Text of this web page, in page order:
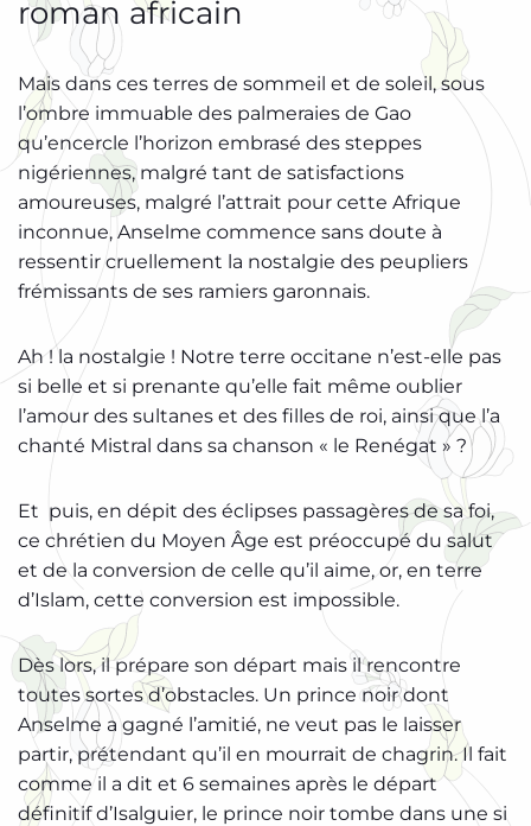
roman africain
Mais dans ces terres de sommeil et de soleil, sous
l’ombre immuable des palmeraies de Gao
qu’encercle l’horizon embrasé des steppes
nigériennes, malgré tant de satisfactions
amoureuses, malgré l’attrait pour cette Afrique
inconnue, Anselme commence sans doute à
ressentir cruellement la nostalgie des peupliers
frémissants de ses ramiers garonnais.
Ah ! la nostalgie ! Notre terre occitane n’est-elle pas
si belle et si prenante qu’elle fait même oublier
l’amour des sultanes et des filles de roi, ainsi que l’a
chanté Mistral dans sa chanson « le Renégat » ?
Et puis, en dépit des éclipses passagères de sa foi,
ce chrétien du Moyen Âge est préoccupé du salut
et de la conversion de celle qu’il aime, or, en terre
d’Islam, cette conversion est impossible.
Dès lors, il prépare son départ mais il rencontre
toutes sortes d’obstacles. Un prince noir dont
Anselme a gagné l’amitié, ne veut pas le laisser
partir, prétendant qu’il en mourrait de chagrin. Il fait
comme il a dit et 6 semaines après le départ
définitif d’Isalguier, le prince noir tombe dans une si